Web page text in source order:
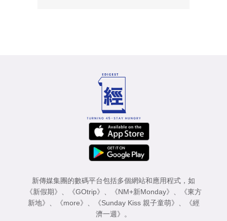
新傳媒集團的數碼平台包括多個網站和應用程式，如
《新假期》
《GOtrip》 《NM+新Monday》
《東方
新地》
《more》 《Sunday Kiss 親子童萌》
《經
濟一週》
。